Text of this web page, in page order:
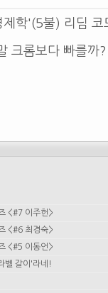
제학'(5불) 리딤
크롬보다 빠를까
<#7 이주헌>
<#6 최경숙>
<#5 이동언>
벨 갈이'라네!